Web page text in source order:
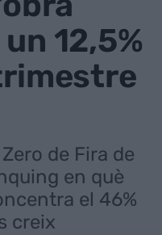
12,5%
de Fira de
en què
el 46%
creix